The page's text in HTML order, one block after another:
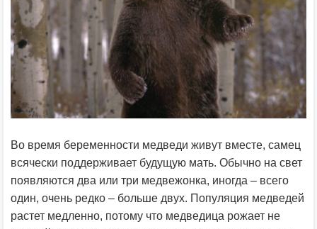
Во время беременности медведи живут вместе, самец
всячески поддерживает будущую мать. Обычно на свет
появляются два или три медвежонка, иногда – всего
один, очень редко – больше двух. Популяция медведей
растет медленно, потому что медведица рожает не